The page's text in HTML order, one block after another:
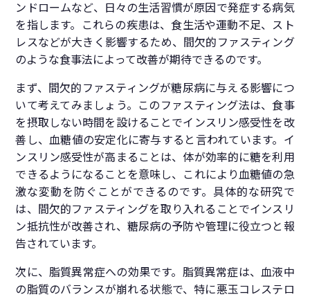
ンドロームなど、日々の生活習慣が原因で発症する病気
を指します。これらの疾患は、食生活や運動不足、スト
レスなどが大きく影響するため、間欠的ファスティング
のような食事法によって改善が期待できるのです。
まず、間欠的ファスティングが糖尿病に与える影響につ
いて考えてみましょう。このファスティング法は、食事
を摂取しない時間を設けることでインスリン感受性を改
善し、血糖値の安定化に寄与すると言われています。イ
ンスリン感受性が高まることは、体が効率的に糖を利用
できるようになることを意味し、これにより血糖値の急
激な変動を防ぐことができるのです。具体的な研究で
は、間欠的ファスティングを取り入れることでインスリ
ン抵抗性が改善され、糖尿病の予防や管理に役立つと報
告されています。
次に、脂質異常症への効果です。脂質異常症は、血液中
の脂質のバランスが崩れる状態で、特に悪玉コレステロ